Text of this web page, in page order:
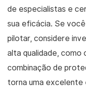
de especialistas e
sua eficácia. Se
pilotar, considere
alta qualidade, como
combinação de
torna uma excelente